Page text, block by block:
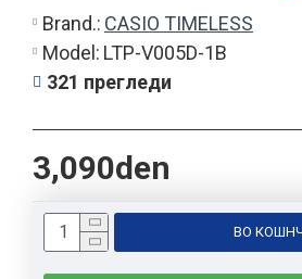
НЕМА НА ЗАЛИХА
3,090den
Brand.: CASIO TIMELESS
Model: LTP-V005D-1B
321 прегледи
ВО